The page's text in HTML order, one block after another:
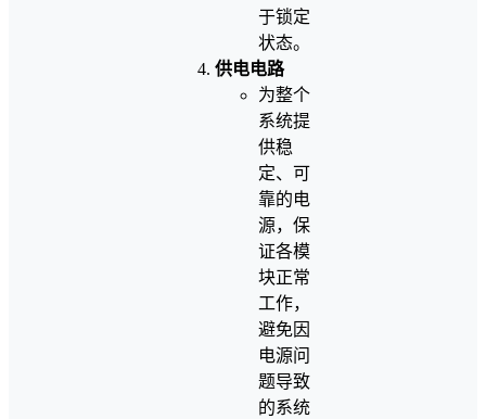
于锁定
状态。
供电电路
为整个
系统提
供稳
定、可
靠的电
源，保
证各模
块正常
工作，
避免因
电源问
题导致
的系统